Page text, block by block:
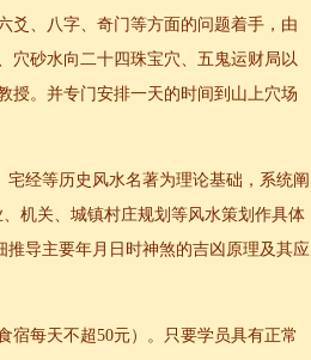
爻、八字、奇门等方面的问题着手，由
穴砂水向二十四珠宝穴、五鬼运财局以
授。并专门安排一天的时间到山上穴场
经等历史风水名著为理论基础，系统阐
机关、城镇村庄规划等风水策划作具体
导主要年月日时神煞的吉凶原理及其应
宿每天不超50元）。只要学员具有正常